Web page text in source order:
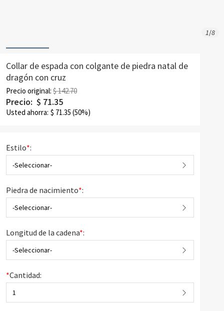
1/8
Collar de espada con colgante de piedra natal de
dragón con cruz
Precio original: $ 142.70
Precio: $ 71.35
Usted ahorra: $ 71.35 (50%)
Estilo*:
-Seleccionar-
Piedra de nacimiento*:
-Seleccionar-
Longitud de la cadena*:
-Seleccionar-
*Cantidad:
1